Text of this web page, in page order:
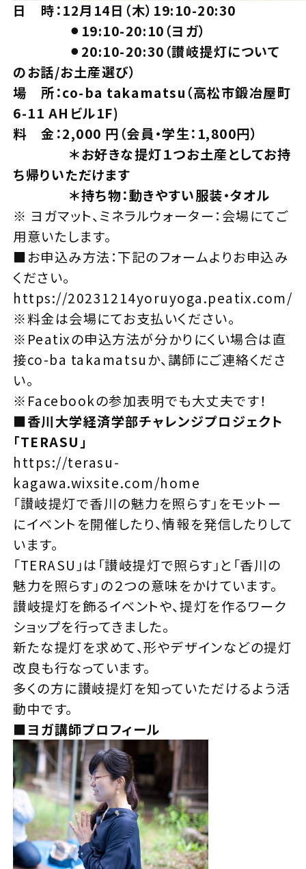
日 時：12月14日（木）19:10-20:30
⚫︎19:10-20:10（ヨガ）
⚫︎20:10-20:30（讃岐提灯について
のお話/お土産選び）
場 所：co-ba takamatsu（高松市鍛冶屋町
6-11 AHビル1F)
料 金：2,000 円（会員・学生：1,800円）
＊お好きな提灯１つお土産としてお持
ち帰りいただけます
＊持ち物：動きやすい服装・タオル
※ ヨガマット、ミネラルウォーター：会場にてご
用意いたします。
■お申込み方法：下記のフォームよりお申込み
ください。
https://20231214yoruyoga.peatix.com/
※料金は会場にてお支払いください。
※Peatixの申込方法が分かりにくい場合は直
接co-ba takamatsuか、講師にご連絡くださ
い。
※Facebookの参加表明でも大丈夫です！
■香川大学経済学部チャレンジプロジェクト
「TERASU」
https://terasu-
kagawa.wixsite.com/home
「讃岐提灯で香川の魅力を照らす」をモットー
にイベントを開催したり、情報を発信したりして
います。
「TERASU」は「讃岐提灯で照らす」と「香川の
魅力を照らす」の２つの意味をかけています。
讃岐提灯を飾るイベントや、提灯を作るワーク
ショップを行ってきました。
新たな提灯を求めて、形やデザインなどの提灯
改良も行なっています。
多くの方に讃岐提灯を知っていただけるよう活
動中です。
■ヨガ講師プロフィール